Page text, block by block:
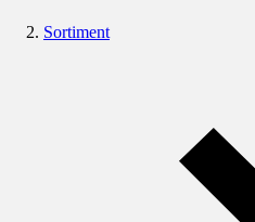
Sortiment